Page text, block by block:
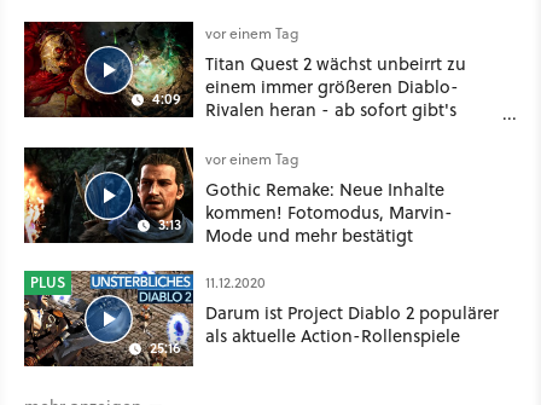
4:09
vor einem Tag
Titan Quest 2 wächst unbeirrt zu
einem immer größeren Diablo-
Rivalen heran - ab sofort gibt's
Klasse
3:13
vor einem Tag
Gothic Remake: Neue Inhalte
kommen! Fotomodus, Marvin-
Mode und mehr bestätigt
25:16
PLUS 11.12.2020
Darum ist Project Diablo 2 populärer
als aktuelle Action-Rollenspiele